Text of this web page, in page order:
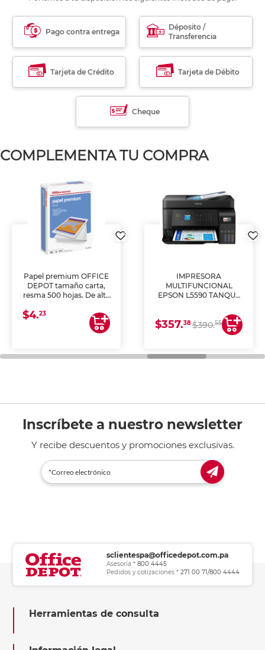
Pago contra entrega
Déposito /
Transferencia
Tarjeta de Crédito Tarjeta de Débito
Cheque
COMPLEMENTA TU COMPRA
Papel premium OFFICE
DEPOT tamaño carta,
resma 500 hojas. De alta
uniforme, ideal para
impresoras de inyección
de tinta y láser,
general de oficina.
$4.23
IMPRESORA
MULTIFUNCIONAL
EPSON L5590 TANQUE
COPIA Y ESCANEA)
$357.38$390.55
Inscríbete a nuestro newsletter
Y recibe descuentos y promociones exclusivas.
sclientespa@officedepot.com.pa
Asesoría * 800 4445
Pedidos y cotizaciones * 271 00 71/800 4444
Herramientas de consulta